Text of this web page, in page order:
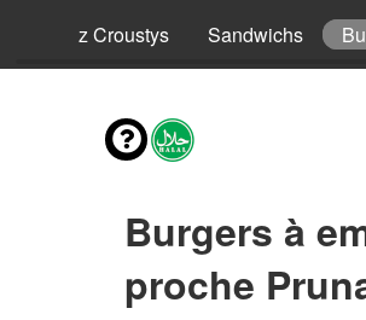
Riz Croustys Sandwichs
Burgers à
proche